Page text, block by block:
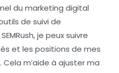
du marketing digital
de suivi de
SEMRush, je peux suivre
et les positions de mes
m’aide à ajuster ma